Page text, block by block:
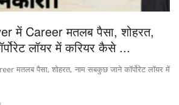
में Career मतलब पैसा, शोहरत,
लॉयर में करियर कैसे ...
मतलब पैसा, शोहरत, नाम सबकुछ जाने कॉर्पोरेट लॉयर में